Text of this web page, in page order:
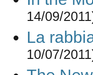
14/09/
La
10/07/